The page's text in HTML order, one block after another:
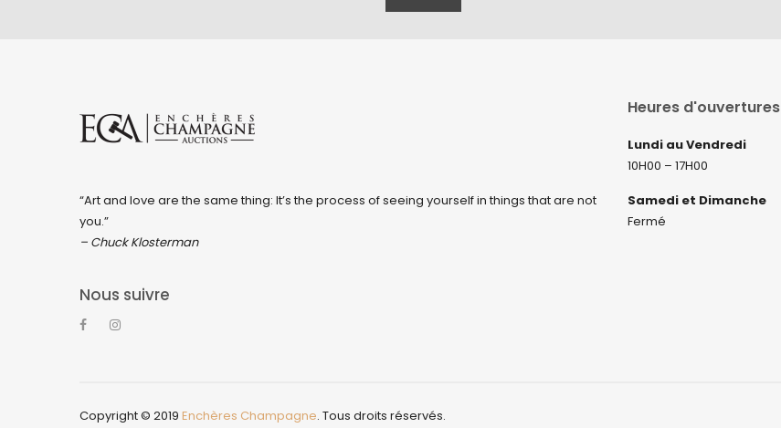
“Art and love are the same thing: It’s the process of seeing yourself in things that are not
you.”
– Chuck Klosterman
Nous suivre
Heures d'ouvertures
Lundi au Vendredi
10H00 – 17H00
Samedi et Dimanche
Fermé
Copyright © 2019 Enchères Champagne. Tous droits réservés.